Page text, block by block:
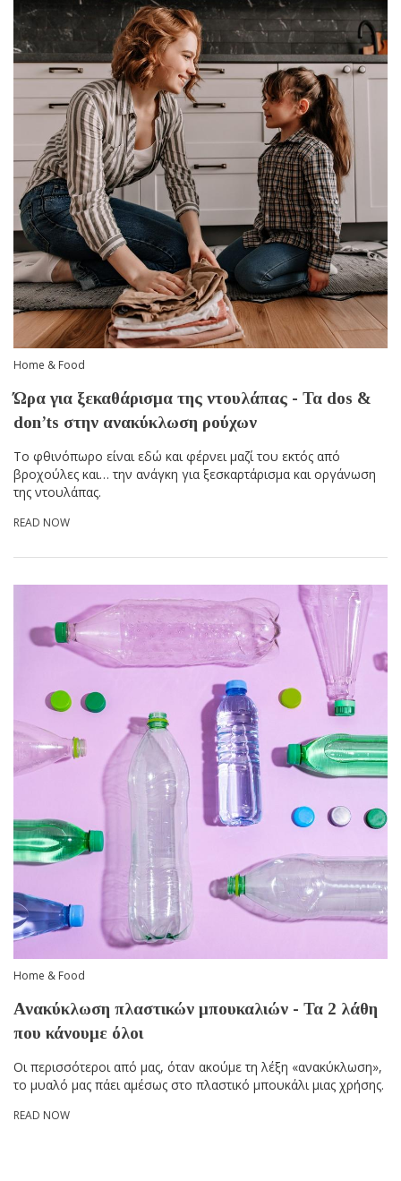
Home & Food
Ώρα για ξεκαθάρισμα της ντουλάπας - Τα dos &
don’ts στην ανακύκλωση ρούχων
Το φθινόπωρο είναι εδώ και φέρνει μαζί του εκτός από
βροχούλες και… την ανάγκη για ξεσκαρτάρισμα και οργάνωση
της ντουλάπας.
READ NOW
Home & Food
Ανακύκλωση πλαστικών μπουκαλιών - Τα 2 λάθη
που κάνουμε όλοι
Οι περισσότεροι από μας, όταν ακούμε τη λέξη «ανακύκλωση»,
το μυαλό μας πάει αμέσως στο πλαστικό μπουκάλι μιας χρήσης.
READ NOW